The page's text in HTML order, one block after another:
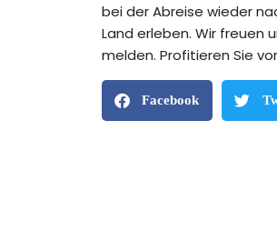
bei der Abreise wieder
Land erleben. Wir freuen
melden. Profitieren Sie
Facebook